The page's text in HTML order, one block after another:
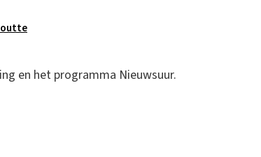
en het programma Nieuwsuur.